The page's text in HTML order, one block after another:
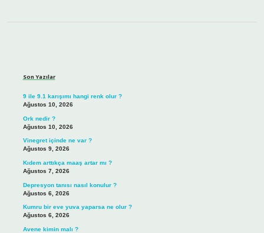
Son Yazılar
9 ile 9.1 karışımı hangi renk olur ?
Ağustos 10, 2026
Ork nedir ?
Ağustos 10, 2026
Vinegret içinde ne var ?
Ağustos 9, 2026
Kıdem arttıkça maaş artar mı ?
Ağustos 7, 2026
Depresyon tanısı nasıl konulur ?
Ağustos 6, 2026
Kumru bir eve yuva yaparsa ne olur ?
Ağustos 6, 2026
Avene kimin malı ?